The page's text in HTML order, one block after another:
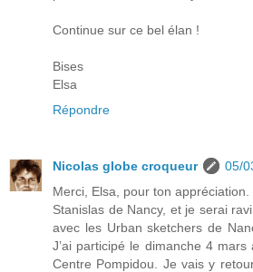
Continue sur ce bel élan !
Bises
Elsa
Répondre
Nicolas globe croqueur
05/
Merci, Elsa, pour ton
Stanislas de Nancy, et je serai
avec les Urban sketchers de
J’ai participé le dimanche 4
Centre Pompidou. Je vais y